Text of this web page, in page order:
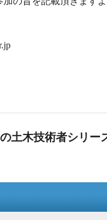
土木技術者シリ